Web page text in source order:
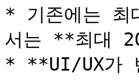
* 기존에는 최
서는 **최대
* **UI/UX가